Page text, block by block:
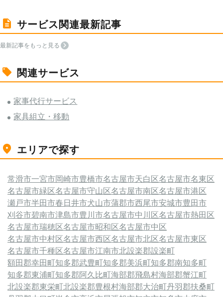
サービス関連最新記事
最新記事をもっと見る
関連サービス
家事代行サービス
家具組立・移動
エリアで探す
常滑市一宮市岡崎市豊橋市名古屋市天白区名古屋市名東区
名古屋市緑区名古屋市守山区名古屋市南区名古屋市港区
瀬戸市半田市春日井市犬山市蒲郡市西尾市安城市豊田市
刈谷市碧南市津島市豊川市名古屋市中川区名古屋市熱田区
名古屋市瑞穂区名古屋市昭和区名古屋市中区
名古屋市中村区名古屋市西区名古屋市北区名古屋市東区
名古屋市千種区名古屋市江南市北設楽郡設楽町
額田郡幸田町知多郡武豊町知多郡美浜町知多郡南知多町
知多郡東浦町知多郡阿久比町海部郡飛島村海部郡蟹江町
北設楽郡東栄町北設楽郡豊根村海部郡大治町丹羽郡扶桑町